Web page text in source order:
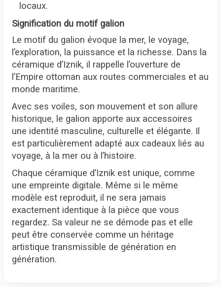
locaux.
Signification du motif galion
Le motif du galion évoque la mer, le voyage,
l’exploration, la puissance et la richesse. Dans la
céramique d’Iznik, il rappelle l’ouverture de
l’Empire ottoman aux routes commerciales et au
monde maritime.
Avec ses voiles, son mouvement et son allure
historique, le galion apporte aux accessoires
une identité masculine, culturelle et élégante. Il
est particulièrement adapté aux cadeaux liés au
voyage, à la mer ou à l’histoire.
Chaque céramique d’Iznik est unique, comme
une empreinte digitale. Même si le même
modèle est reproduit, il ne sera jamais
exactement identique à la pièce que vous
regardez. Sa valeur ne se démode pas et elle
peut être conservée comme un héritage
artistique transmissible de génération en
génération.